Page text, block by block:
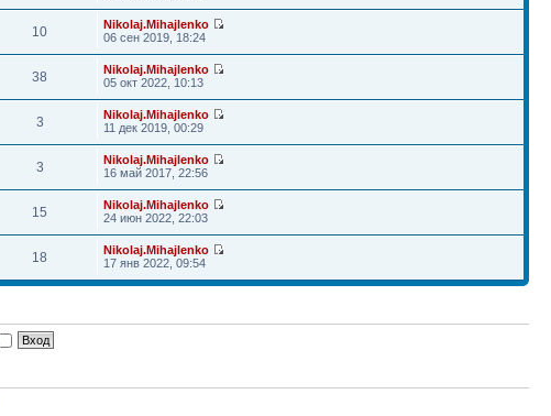
10
Nikolaj.Mihajlenko
06 сен 2019, 18:24
38
Nikolaj.Mihajlenko
05 окт 2022, 10:13
3
Nikolaj.Mihajlenko
11 дек 2019, 00:29
3
Nikolaj.Mihajlenko
16 май 2017, 22:56
15
Nikolaj.Mihajlenko
24 июн 2022, 22:03
18
Nikolaj.Mihajlenko
17 янв 2022, 09:54